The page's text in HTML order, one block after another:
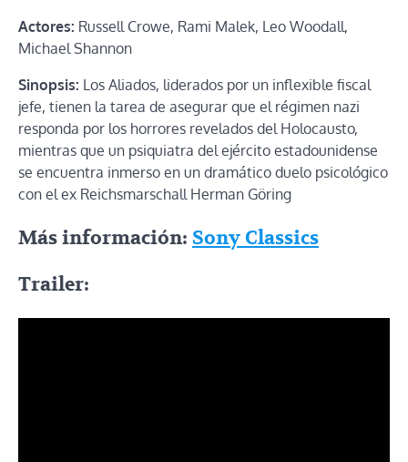
Actores: Russell Crowe, Rami Malek, Leo Woodall,
Michael Shannon
Sinopsis: Los Aliados, liderados por un inflexible fiscal
jefe, tienen la tarea de asegurar que el régimen nazi
responda por los horrores revelados del Holocausto,
mientras que un psiquiatra del ejército estadounidense
se encuentra inmerso en un dramático duelo psicológico
con el ex Reichsmarschall Herman Göring
Más información: Sony Classics
Trailer: